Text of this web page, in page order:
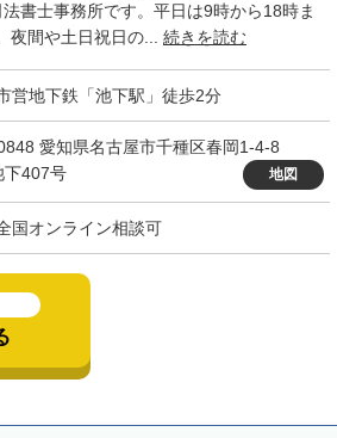
書士事務所です。平日は9時から18時ま
夜間や土日祝日の... 続きを読む
営地下鉄「池下駅」徒歩2分
愛知県名古屋市千種区春岡1-4-8
下407号
地図
国オンライン相談可